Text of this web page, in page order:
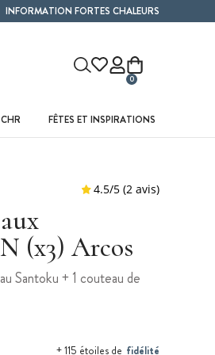
INFORMATION FORTES CHALEURS
0
FÊTES ET INSPIRATIONS
(x3) Arcos
Santoku + 1 couteau de
+ 115 étoiles de fidélité